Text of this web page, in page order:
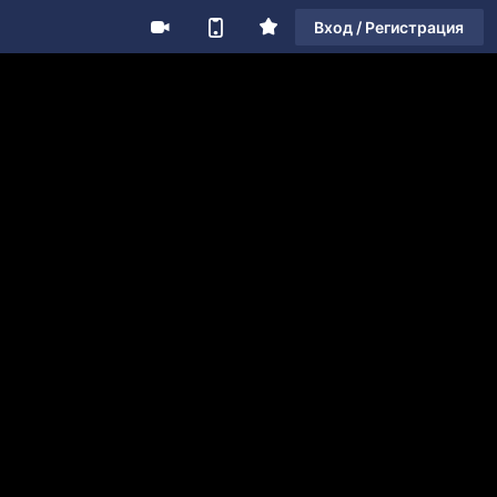
Вход / Регистрация